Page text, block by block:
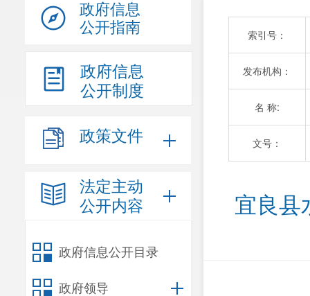
政府信息
公开指南
政府信息
公开制度
政策文件
法定主动
公开内容
政府信息公开目录
政府领导
索引号：
发布机构：
名 称:
文号：
宜良县